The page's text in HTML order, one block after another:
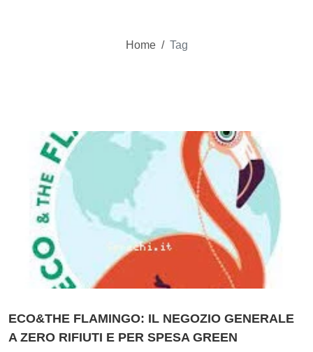
Home / Tag
ECO&THE FLAMINGO: IL NEGOZIO GENERALE
A ZERO RIFIUTI E PER SPESA GREEN